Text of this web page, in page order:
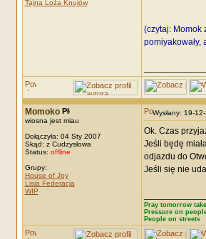
Tajna Loża Knujów
(czytaj: Momok
pomiyakowały,
Momoko
wiosna jest miau
Dołączyła: 04 Sty 2007
Skąd: z Cudzysłowa
Status: offline
Grupy:
House of Joy
Lisia Federacja
WIP
Wysłany: 19-
Ok. Czas
Jeśli będę
odjazdu do
Jeśli się nie
Pray tomorrow
Pressure on
People on streets